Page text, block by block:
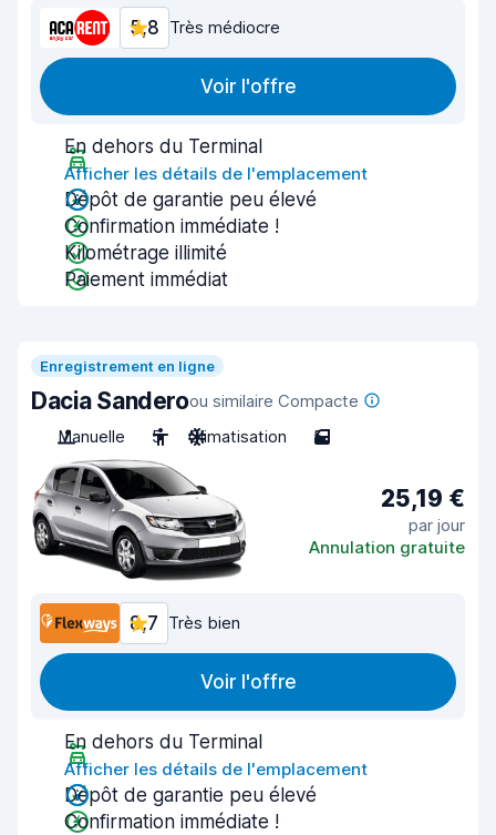
5,8 Très médiocre
Voir l'offre
En dehors du Terminal
Afficher les détails de l'emplacement
Dépôt de garantie peu élevé
Confirmation immédiate !
Kilométrage illimité
Paiement immédiat
Enregistrement en ligne
Dacia Sanderoou similaire Compacte
Manuelle
5 Climatisation 5
25,19 €
par jour
Annulation gratuite
8,7 Très bien
Voir l'offre
En dehors du Terminal
Afficher les détails de l'emplacement
Dépôt de garantie peu élevé
Confirmation immédiate !